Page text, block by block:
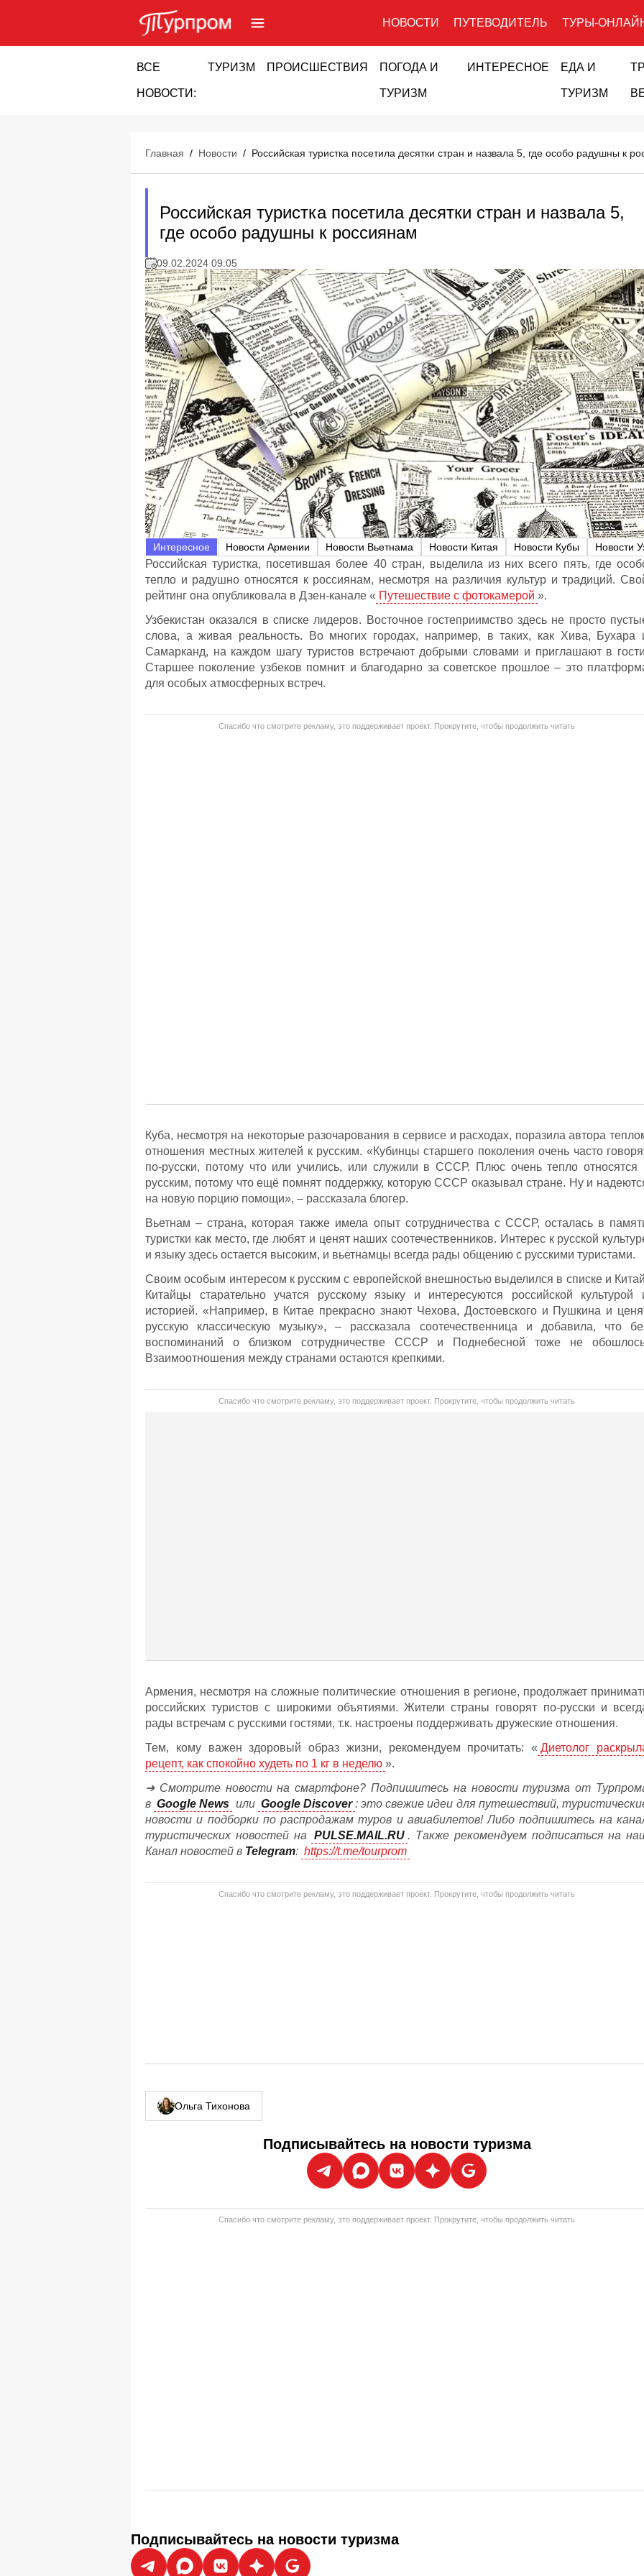
НОВОСТИ ПУТЕВОДИТЕЛЬ ТУРЫ-
ВСЕ
НОВОСТИ:
ТУРИЗМ ПРОИСШЕСТВИЯ ПОГОДА И
ТУРИЗМ
ИНТЕРЕСНОЕ ЕДА И
ТУРИЗМ
Главная / Новости / Российская туристка посетила десятки стран и назвала 5, где особо радушны к
Российская туристка посетила десятки стран и назвала 5,
где особо радушны к россиянам
09.02.2024 09:05
Интересное Новости Армении Новости Вьетнама Новости Китая Новости Кубы Новости
Российская туристка, посетившая более 40 стран, выделила из них всего пять, где
тепло и радушно относятся к россиянам, несмотря на различия культур и традиций.
рейтинг она опубликовала в Дзен-канале « Путешествие с фотокамерой ».
Узбекистан оказался в списке лидеров. Восточное гостеприимство здесь не просто
слова, а живая реальность. Во многих городах, например, в таких, как Хива, Бухара
Самарканд, на каждом шагу туристов встречают добрыми словами и приглашают в
Старшее поколение узбеков помнит и благодарно за советское прошлое – это
для особых атмосферных встреч.
Спасибо что смотрите рекламу, это поддерживает проект. Прокрутите, чтобы продолжить читать
Куба, несмотря на некоторые разочарования в сервисе и расходах, поразила автора
отношения местных жителей к русским. «Кубинцы старшего поколения очень часто
по-русски, потому что или учились, или служили в СССР. Плюс очень тепло относятся
русским, потому что ещё помнят поддержку, которую СССР оказывал стране. Ну и
на новую порцию помощи», – рассказала блогер.
Вьетнам – страна, которая также имела опыт сотрудничества с СССР, осталась в
туристки как место, где любят и ценят наших соотечественников. Интерес к русской
и языку здесь остается высоким, и вьетнамцы всегда рады общению с русскими туристами.
Своим особым интересом к русским с европейской внешностью выделился в списке и
Китайцы старательно учатся русскому языку и интересуются российской культурой
историей. «Например, в Китае прекрасно знают Чехова, Достоевского и Пушкина и
русскую классическую музыку», – рассказала соотечественница и добавила, что
воспоминаний о близком сотрудничестве СССР и Поднебесной тоже не
Взаимоотношения между странами остаются крепкими.
Спасибо что смотрите рекламу, это поддерживает проект. Прокрутите, чтобы продолжить читать
Армения, несмотря на сложные политические отношения в регионе, продолжает
российских туристов с широкими объятиями. Жители страны говорят по-русски и
рады встречам с русскими гостями, т.к. настроены поддерживать дружеские отношения.
Тем, кому важен здоровый образ жизни, рекомендуем прочитать: « Диетолог
рецепт, как спокойно худеть по 1 кг в неделю ».
➔ Смотрите новости на смартфоне? Подпишитесь на новости туризма от
в Google News или Google Discover : это свежие идеи для путешествий,
новости и подборки по распродажам туров и авиабилетов! Либо подпишитесь на
туристических новостей на
PULSE.MAIL.RU . Также рекомендуем подписаться на
Канал новостей в Telegram: https://t.me/tourprom
Спасибо что смотрите рекламу, это поддерживает проект. Прокрутите, чтобы продолжить читать
Ольга Тихонова
Подписывайтесь на новости туризма
Спасибо что смотрите рекламу, это поддерживает проект. Прокрутите, чтобы продолжить читать
Подписывайтесь на новости туризма